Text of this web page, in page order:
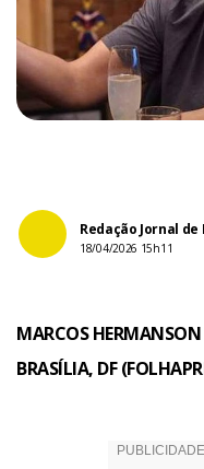
Redação Jornal
18/04/2026 15h11
MARCOS HERMANSON
BRASÍLIA, DF